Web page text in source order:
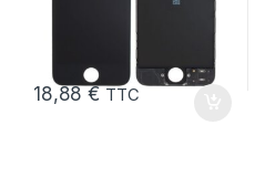
18,88€ TTC